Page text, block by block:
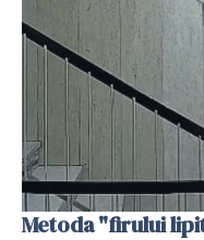
Metoda "firului